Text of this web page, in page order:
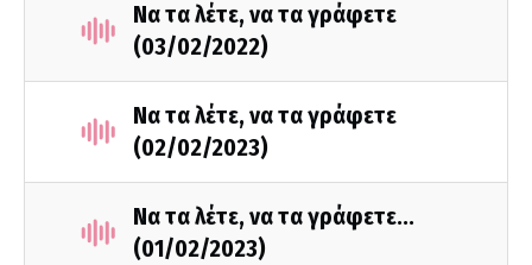
Να τα λέτε, να τα γράφετε
(03/02/2022)
Να τα λέτε, να τα γράφετε
(02/02/2023)
Να τα λέτε, να τα γράφετε...
(01/02/2023)